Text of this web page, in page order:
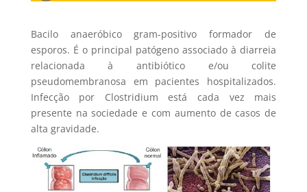
Bacilo anaeróbico gram-positivo formador de
esporos. É o principal patógeno associado à diarreia
relacionada à antibiótico e/ou colite
pseudomembranosa em pacientes hospitalizados.
Infecção por Clostridium está cada vez mais
presente na sociedade e com aumento de casos de
alta gravidade.